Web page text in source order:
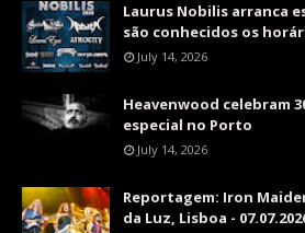
Laurus Nobilis arranca
são conhecidos os
July 14, 2026
Heavenwood celebram
especial no Porto
July 14, 2026
Reportagem: Iron
da Luz, Lisboa -